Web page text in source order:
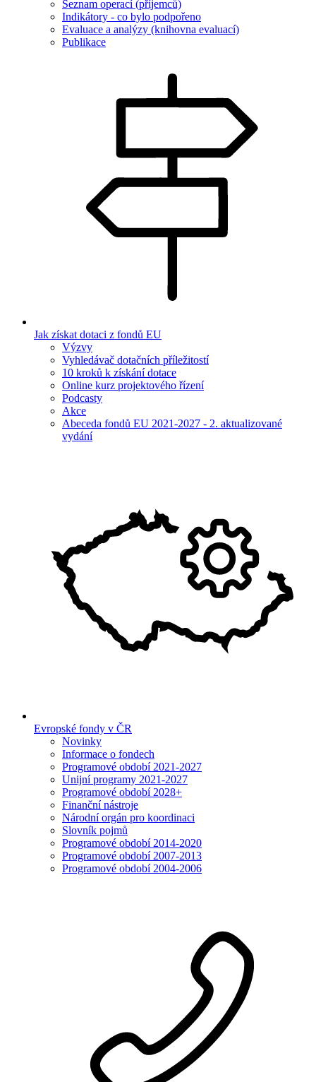
Seznam operací (příjemců)
Indikátory - co bylo podpořeno
Evaluace a analýzy (knihovna evaluací)
Publikace
Jak získat dotaci z fondů EU
Výzvy
Vyhledávač dotačních příležitostí
10 kroků k získání dotace
Online kurz projektového řízení
Podcasty
Akce
Abeceda fondů EU 2021-2027 - 2. aktualizované
vydání
Evropské fondy v ČR
Novinky
Informace o fondech
Programové období 2021-2027
Unijní programy 2021-2027
Programové období 2028+
Finanční nástroje
Národní orgán pro koordinaci
Slovník pojmů
Programové období 2014-2020
Programové období 2007-2013
Programové období 2004-2006